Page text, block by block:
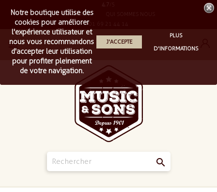
LIVRAISON QUI SOMMES NOUS
4.7
01 69 21 44 14


Notre boutique utilise des
cookies pour améliorer
l'expérience utilisateur et
nous vous recommandons
d'accepter leur utilisation
pour profiter pleinement
de votre navigation.
J'ACCEPTE
PLUS
D'INFORMATIONS